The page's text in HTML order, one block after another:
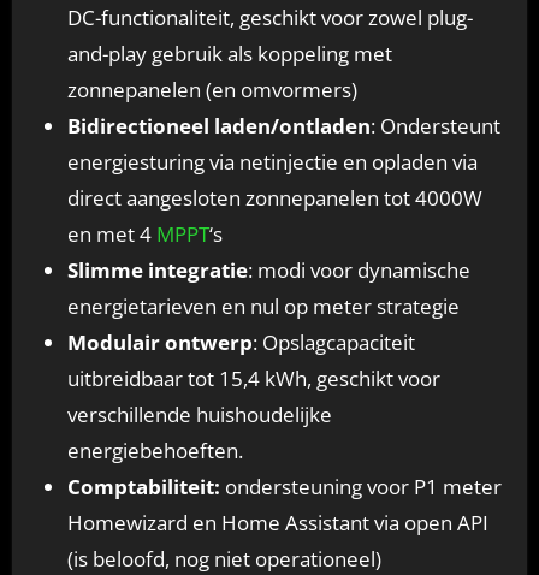
DC-functionaliteit, geschikt voor zowel plug-
and-play gebruik als koppeling met
zonnepanelen (en omvormers)
Bidirectioneel laden/ontladen: Ondersteunt
energiesturing via netinjectie en opladen via
direct aangesloten zonnepanelen tot 4000W
en met 4 MPPT‘s
Slimme integratie: modi voor dynamische
energietarieven en nul op meter strategie
Modulair ontwerp: Opslagcapaciteit
uitbreidbaar tot 15,4 kWh, geschikt voor
verschillende huishoudelijke
energiebehoeften.
Comptabiliteit: ondersteuning voor P1 meter
Homewizard en Home Assistant via open API
(is beloofd, nog niet operationeel)